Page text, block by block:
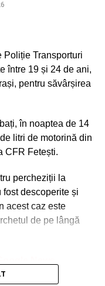
Poliție Transporturi
între 19 și 24 de ani,
pentru săvârșirea
în noaptea de 14
litri de motorină din
CFR Fetești.
percheziții la
descoperite și
acest caz este
de pe lângă